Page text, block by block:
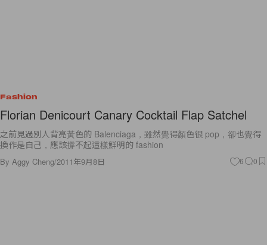
Fashion
Florian Denicourt Canary Cocktail Flap Satchel
之前見過別人背亮黃色的 Balenciaga，雖然覺得顏色很 pop，卻也覺得
換作是自己，應該撐不起這樣鮮明的 fashion
By Aggy Cheng/2011年9月8日 6 0